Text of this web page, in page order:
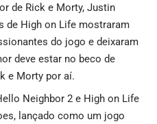
de Rick e Morty, Justin
de High on Life mostraram
do jogo e deixaram
deve estar no beco de
e Morty por aí.
Neighbor 2 e High on Life
lançado como um jogo